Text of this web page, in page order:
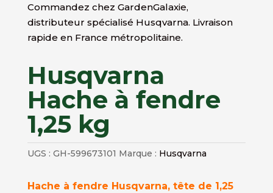
Commandez chez GardenGalaxie,
distributeur spécialisé Husqvarna. Livraison
rapide en France métropolitaine.
Husqvarna
Hache à fendre
1,25 kg
UGS : GH-599673101 Marque : Husqvarna
Hache à fendre Husqvarna, tête de 1,25